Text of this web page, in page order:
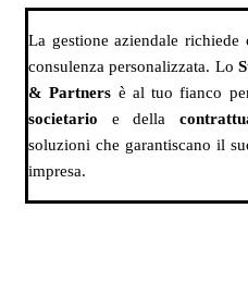
La gestione aziendale richiede
consulenza personalizzata. Lo
& Partners è al tuo fianco
societario e della
soluzioni che garantiscano il
impresa.